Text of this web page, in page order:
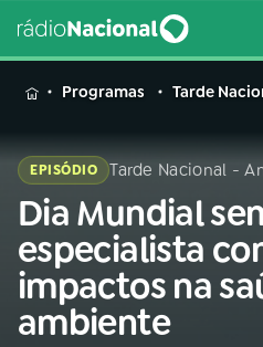
MENU
Buscar
na
Rádio
Nacional
Buscar
Programas Tarde
EPISÓDIO Tarde Nacional -
Dia Mundial
especialista
impactos na
ambiente